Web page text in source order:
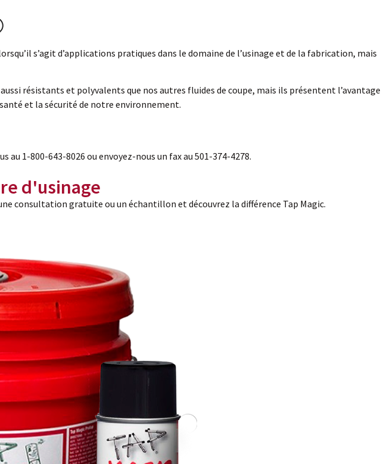
s’agit d’applications pratiques dans le domaine de l’usinage et de la fabrication, mais
résistants et polyvalents que nos autres fluides de coupe, mais ils présentent l’avantage
et la sécurité de notre environnement.
1-800-643-8026 ou envoyez-nous un fax au 501-374-4278.
d'usinage
consultation gratuite ou un échantillon et découvrez la différence Tap Magic.